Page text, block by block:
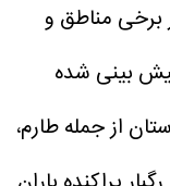
برخی مناطق و
بینی شده
از جمله طارم،